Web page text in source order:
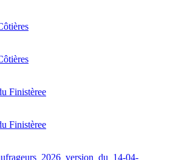
Finistèree
Finistèree
04-